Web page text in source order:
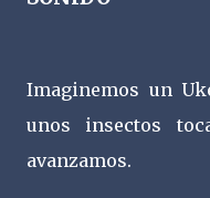
Imaginemos un
unos insectos
avanzamos.